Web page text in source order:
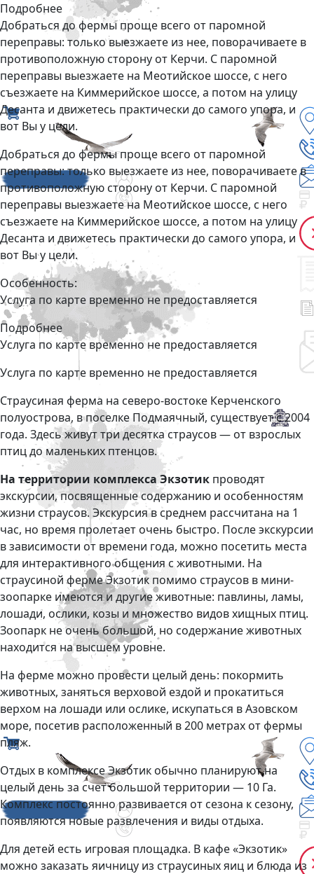
Подробнее
Добраться до фермы проще всего от паромной
переправы: только выезжаете из нее, поворачиваете в
противоположную сторону от Керчи. С паромной
переправы выезжаете на Меотийское шоссе, с него
съезжаете на Киммерийское шоссе, а потом на улицу
Десанта и движетесь практически до самого упора, и
вот Вы у цели.
Добраться до фермы проще всего от паромной
переправы: только выезжаете из нее, поворачиваете в
противоположную сторону от Керчи. С паромной
переправы выезжаете на Меотийское шоссе, с него
съезжаете на Киммерийское шоссе, а потом на улицу
Десанта и движетесь практически до самого упора, и
вот Вы у цели.
Особенность:
Услуга по карте временно не предоставляется
Подробнее
Услуга по карте временно не предоставляется
Услуга по карте временно не предоставляется
Страусиная ферма на северо-востоке Керченского
полуострова, в поселке Подмаячный, существует с 2004
года. Здесь живут три десятка страусов — от взрослых
птиц до маленьких птенцов.
На территории комплекса Экзотик проводят
экскурсии, посвященные содержанию и особенностям
жизни страусов. Экскурсия в среднем рассчитана на 1
час, но время пролетает очень быстро. После экскурсии
в зависимости от времени года, можно посетить места
для интерактивного общения с животными. На
страусиной ферме Экзотик помимо страусов в мини-
зоопарке имеются и другие животные: павлины, ламы,
лошади, ослики, козы и множество видов хищных птиц.
Зоопарк не очень большой, но содержание животных
находится на высшем уровне.
На ферме можно провести целый день: покормить
животных, заняться верховой ездой и прокатиться
верхом на лошади или ослике, искупаться в Азовском
море, посетив расположенный в 200 метрах от фермы
пляж.
Отдых в комплексе Экзотик обычно планируют на
целый день за счет большой территории — 10 Га.
Комплекс постоянно развивается от сезона к сезону,
появляются новые развлечения и виды отдыха.
Для детей есть игровая площадка. В кафе «Экзотик»
можно заказать яичницу из страусиных яиц и блюда из